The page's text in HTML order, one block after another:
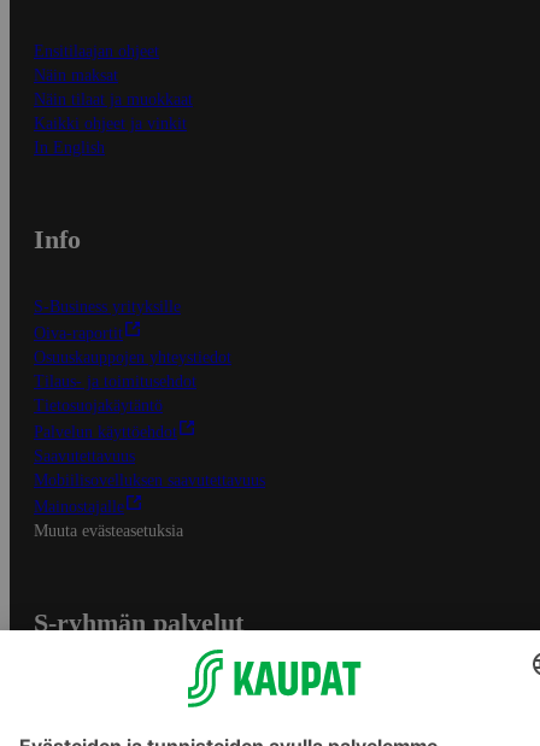
Ensitilaajan ohjeet
Näin maksat
Näin tilaat ja muokkaat
Kaikki ohjeet ja vinkit
In English
Info
S-Business yrityksille
Oiva-raportit
Osuuskauppojen yhteystiedot
Tilaus- ja toimitusehdot
Tietosuojakäytäntö
Palvelun käyttöehdot
Saavutettavuus
Mobiilisovelluksen saavutettavuus
Mainostajalle
Muuta evästeasetuksia
S-ryhmän palvelut